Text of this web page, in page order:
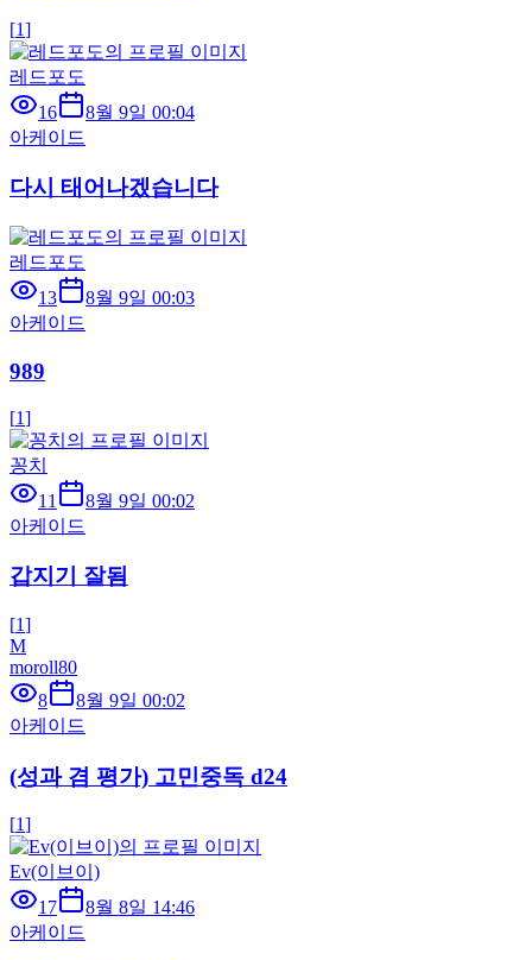
[1]
레드포도
16
8월 9일 00:04
아케이드
다시 태어나겠습니다
레드포도
13
8월 9일 00:03
아케이드
989
[1]
꽁치
11
8월 9일 00:02
아케이드
갑지기 잘됨
[1]
M
moroll80
8
8월 9일 00:02
아케이드
(성과 겸 평가) 고민중독 d24
[1]
Ev(이브이)
17
8월 8일 14:46
아케이드